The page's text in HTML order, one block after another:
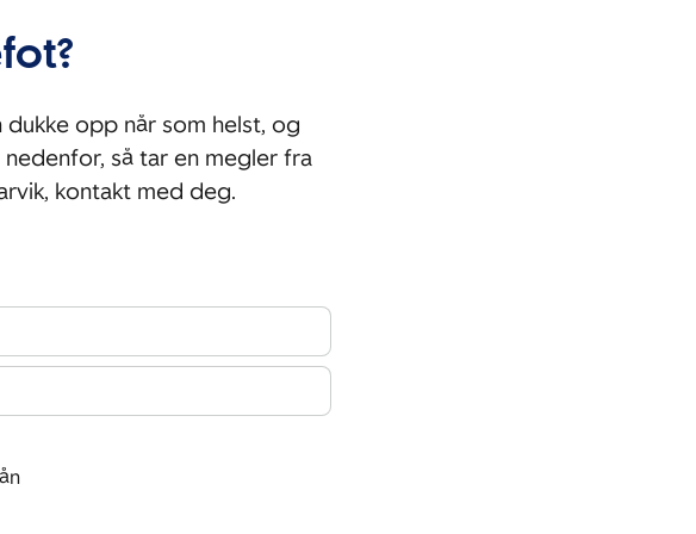
opp når som helst, og
så tar en megler fra
kontakt med deg.